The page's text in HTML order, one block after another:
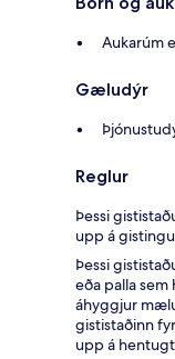
Aukarúm
Gæludýr
Reglur
Þessi
upp á
Þessi
eða palla
áhyggjur
gististaðinn
upp á